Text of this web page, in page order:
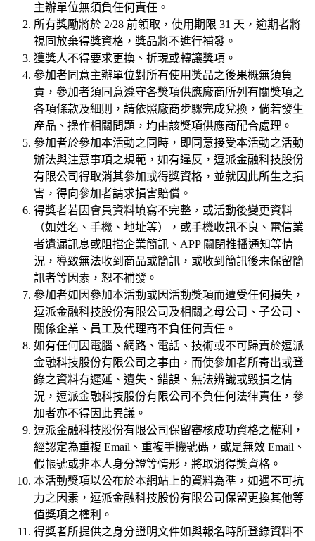
主辦單位無須負任何責任。
所有獎勵將於 2/28 前領取，使用期限 31 天，逾期者將
視同放棄得獎資格，獎品將不進行補發。
獲獎人不得要求更換、折現或轉讓獎項。
參加者同意主辦單位對所有使用獎品之後果概無須負
責，參加者須同意遵守各獎項供應廠商所列有關獎項之
各項條款及細則，請依照廠商步驟完成兌換，倘若發生
產品、操作相關問題，均由該獎項供應商配合處理。
參加者於參加本活動之同時，即同意接受本活動之活動
辦法與注意事項之規範，如有違反，逗派金融科技股份
有限公司得取消其參加或得獎資格，並就因此所生之損
害，得向參加者請求損害賠償。
得獎者若因會員資料填寫不完整，或活動後變更資料
（如姓名、手機、地址等），或手機收訊不良、電信業
者遺漏訊息或阻擋企業簡訊、APP 關閉推播通知等情
況，導致無法收到商品或簡訊，或收到簡訊後未保留簡
訊者等因素，恕不補發。
參加者如因參加本活動或因活動獎項而遭受任何損失，
逗派金融科技股份有限公司及相關之母公司、子公司、
關係企業、員工及代理商不負任何責任。
如有任何因電腦、網路、電話、技術或不可歸責於逗派
金融科技股份有限公司之事由，而使參加者所寄出或登
錄之資料有遲延、遺失、錯誤、無法辨識或毀損之情
況，逗派金融科技股份有限公司不負任何法律責任，參
加者亦不得因此異議。
逗派金融科技股份有限公司保留審核成功資格之權利，
經認定為重複 Email、重複手機號碼，或是無效 Email、
假帳號或非本人身分證等情形，將取消得獎資格。
本活動獎項以公布於本網站上的資料為準，如遇不可抗
力之因素，逗派金融科技股份有限公司保留更換其他等
值獎項之權利。
得獎者所提供之身分證明文件如與報名時所登錄資料不